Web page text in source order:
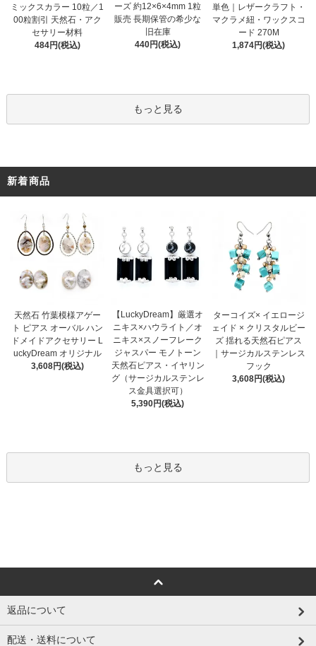
ミックスカラー 10粒／1
00粒割引 天然石・アク
セサリー材料
484円(税込)
ーズ 約12×6×4mm 1粒
販売 長期保管の希少な
旧在庫
440円(税込)
単色｜レザークラフト・
マクラメ紐・ワックスコ
ード 270M
1,874円(税込)
もっと見る
新着商品
天然石 竹葉模様アゲー
ト ピアス オーバル ハン
ドメイドアクセサリー L
uckyDream オリジナル
3,608円(税込)
【LuckyDream】厳選オ
ニキス×ハウライト／オ
ニキス×スノーフレーク
ジャスパー モノトーン
天然石ピアス・イヤリン
グ（サージカルステンレ
ス金具選択可）
5,390円(税込)
ターコイズ× イエロージ
ェイド × クリスタルビー
ズ 揺れる天然石ピアス
｜サージカルステンレス
フック
3,608円(税込)
もっと見る
返品について
配送・送料について